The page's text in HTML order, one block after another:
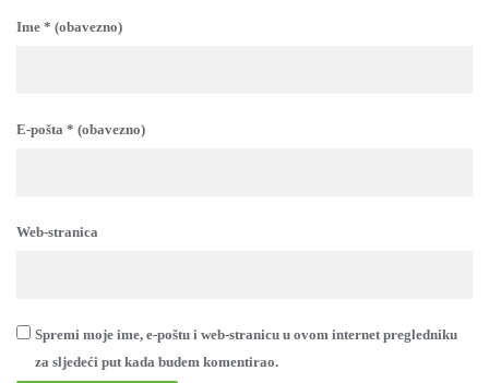
Ime * (obavezno)
E-pošta * (obavezno)
Web-stranica
Spremi moje ime, e-poštu i web-stranicu u ovom internet pregledniku
za sljedeći put kada budem komentirao.